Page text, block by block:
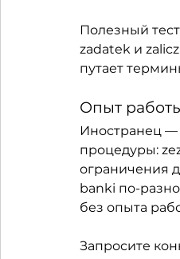
Полезный
zadatek и
путает
Опыт
Иностранец —
процедуры:
ограничения
banki по-
без опыта
Запросите